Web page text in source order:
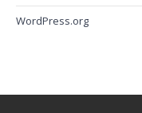
WordPress.org